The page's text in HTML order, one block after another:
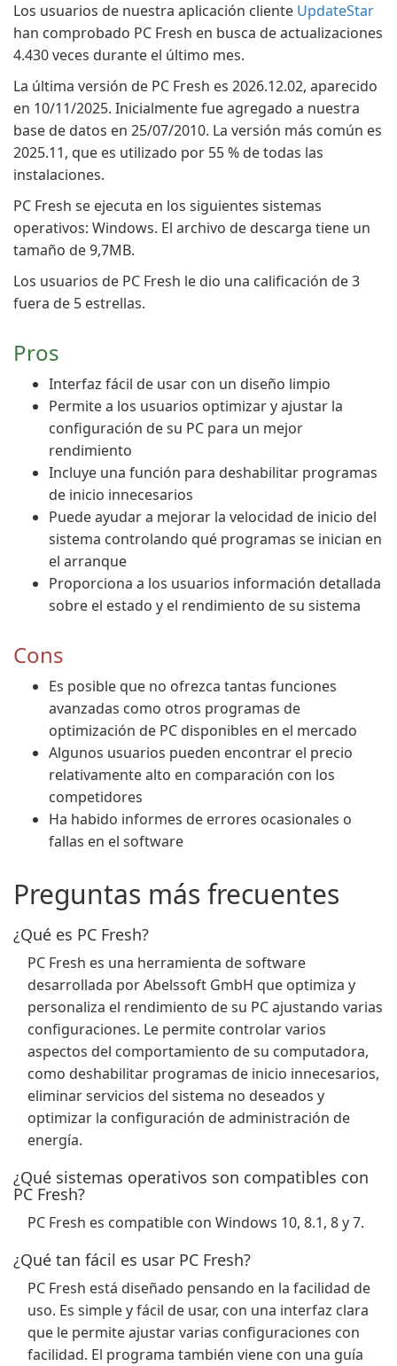
Los usuarios de nuestra aplicación cliente UpdateStar
han comprobado PC Fresh en busca de actualizaciones
4.430 veces durante el último mes.
La última versión de PC Fresh es 2026.12.02, aparecido
en 10/11/2025. Inicialmente fue agregado a nuestra
base de datos en 25/07/2010. La versión más común es
2025.11, que es utilizado por 55 % de todas las
instalaciones.
PC Fresh se ejecuta en los siguientes sistemas
operativos: Windows. El archivo de descarga tiene un
tamaño de 9,7MB.
Los usuarios de PC Fresh le dio una calificación de 3
fuera de 5 estrellas.
Pros
Interfaz fácil de usar con un diseño limpio
Permite a los usuarios optimizar y ajustar la
configuración de su PC para un mejor
rendimiento
Incluye una función para deshabilitar programas
de inicio innecesarios
Puede ayudar a mejorar la velocidad de inicio del
sistema controlando qué programas se inician en
el arranque
Proporciona a los usuarios información detallada
sobre el estado y el rendimiento de su sistema
Cons
Es posible que no ofrezca tantas funciones
avanzadas como otros programas de
optimización de PC disponibles en el mercado
Algunos usuarios pueden encontrar el precio
relativamente alto en comparación con los
competidores
Ha habido informes de errores ocasionales o
fallas en el software
Preguntas más frecuentes
¿Qué es PC Fresh?
PC Fresh es una herramienta de software
desarrollada por Abelssoft GmbH que optimiza y
personaliza el rendimiento de su PC ajustando varias
configuraciones. Le permite controlar varios
aspectos del comportamiento de su computadora,
como deshabilitar programas de inicio innecesarios,
eliminar servicios del sistema no deseados y
optimizar la configuración de administración de
energía.
¿Qué sistemas operativos son compatibles con
PC Fresh?
PC Fresh es compatible con Windows 10, 8.1, 8 y 7.
¿Qué tan fácil es usar PC Fresh?
PC Fresh está diseñado pensando en la facilidad de
uso. Es simple y fácil de usar, con una interfaz clara
que le permite ajustar varias configuraciones con
facilidad. El programa también viene con una guía